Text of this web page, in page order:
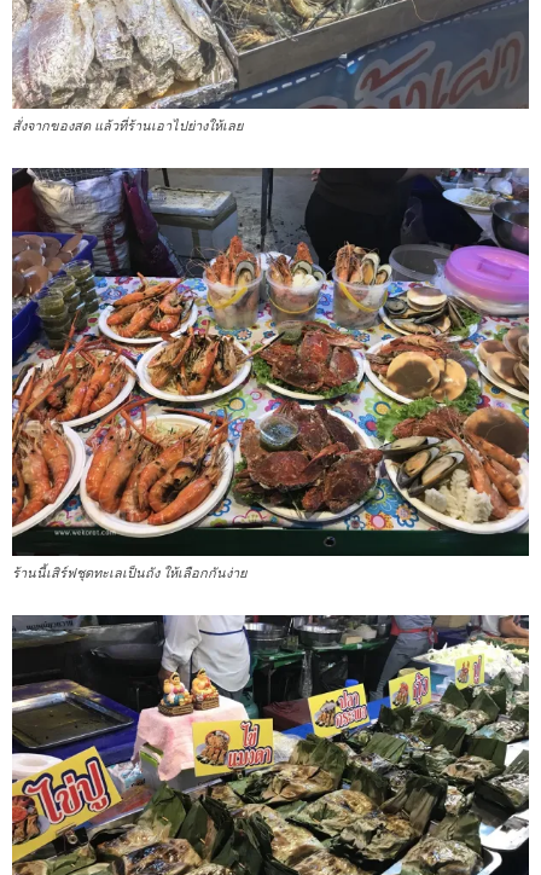
สั่งจากของสด แล้วที่ร้านเอาไปย่างให้เลย
ร้านนี้เสิร์ฟชุดทะเลเป็นถัง ให้เลือกกันง่าย